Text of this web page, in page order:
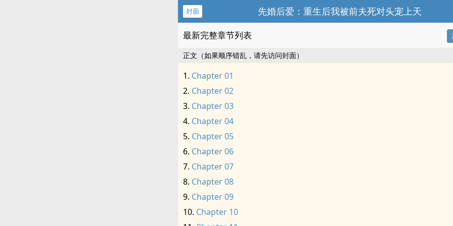
封面 先婚后爱：重生后我被前夫死对头宠上天
最新完整章节列表
正文（如果顺序错乱，请先访问封面）
Chapter 01
Chapter 02
Chapter 03
Chapter 04
Chapter 05
Chapter 06
Chapter 07
Chapter 08
Chapter 09
Chapter 10